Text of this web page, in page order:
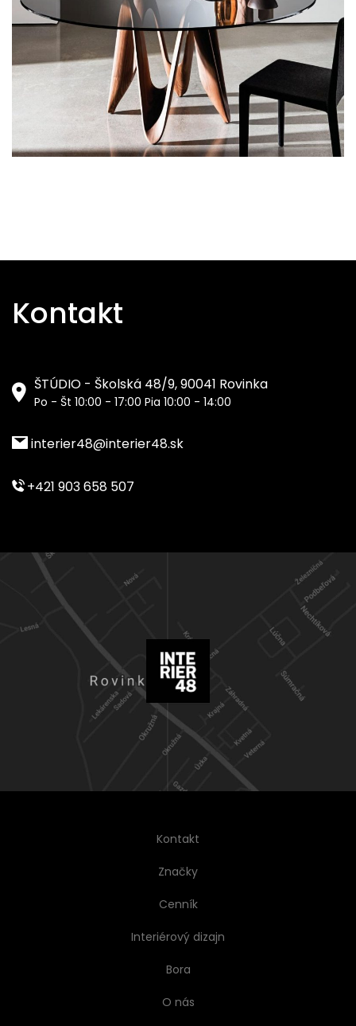
Kontakt
ŠTÚDIO - Školská 48/9, 90041 Rovinka
Po - Št 10:00 - 17:00 Pia 10:00 - 14:00
interier48@interier48.sk
+421 903 658 507
Kontakt
Značky
Cenník
Interiérový dizajn
Bora
O nás